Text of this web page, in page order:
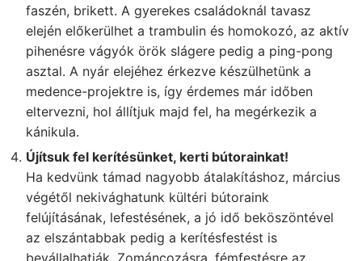
faszén, brikett. A gyerekes családoknál tavasz
elején előkerülhet a trambulin és homokozó, az aktív
pihenésre vágyók örök slágere pedig a ping-pong
asztal. A nyár elejéhez érkezve készülhetünk a
medence-projektre is, így érdemes már időben
eltervezni, hol állítjuk majd fel, ha megérkezik a
kánikula.
Újítsuk fel kerítésünket, kerti bútorainkat!
Ha kedvünk támad nagyobb átalakításhoz, március
végétől nekivághatunk kültéri bútoraink
felújításának, lefestésének, a jó idő beköszöntével
az elszántabbak pedig a kerítésfestést is